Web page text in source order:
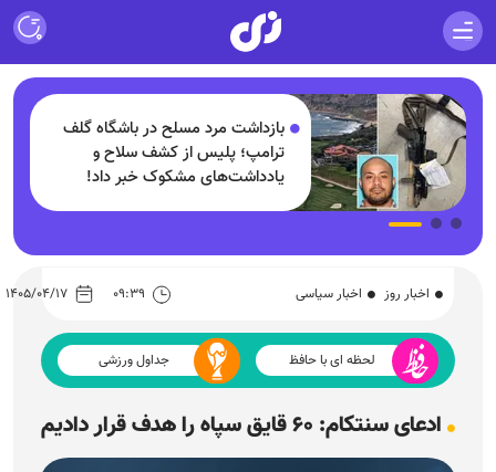
بازداشت مرد مسلح در باشگاه گلف
ترامپ؛ پلیس از کشف سلاح و
یادداشت‌های مشکوک خبر داد!
اخبار روز اخبار سیاسی ۰۹:۳۹ ۱۴۰۵/۰۴/۱۷
لحظه ای با حافظ جداول ورزشی
ادعای سنتکام: ۶۰ قایق سپاه را هدف قرار دادیم